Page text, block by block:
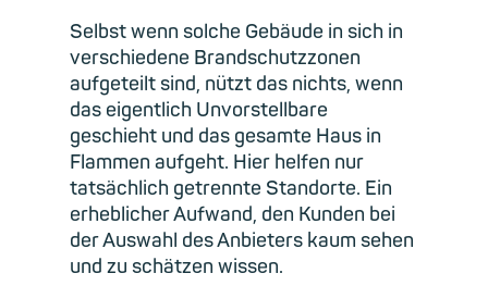
Selbst wenn solche Gebäude in sich in
verschiedene Brandschutzzonen
aufgeteilt sind, nützt das nichts, wenn
das eigentlich Unvorstellbare
geschieht und das gesamte Haus in
Flammen aufgeht. Hier helfen nur
tatsächlich getrennte Standorte. Ein
erheblicher Aufwand, den Kunden bei
der Auswahl des Anbieters kaum sehen
und zu schätzen wissen.